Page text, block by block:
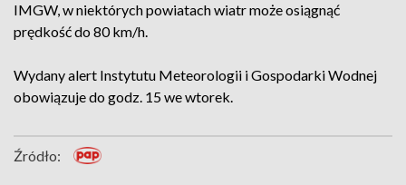
IMGW, w niektórych powiatach wiatr może osiągnąć
prędkość do 80 km/h.
Wydany alert Instytutu Meteorologii i Gospodarki Wodnej
obowiązuje do godz. 15 we wtorek.
Źródło: